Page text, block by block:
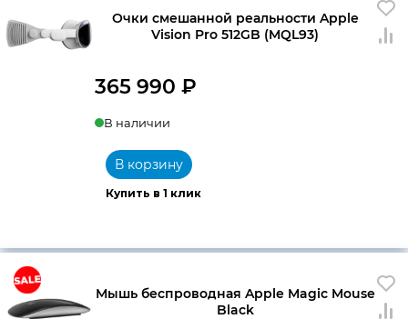
Очки смешанной реальности Apple
Vision Pro 512GB (MQL93)
365 990 ₽
В наличии
Купить в 1 клик
В корзину
Мышь беспроводная Apple Magic Mouse
Black